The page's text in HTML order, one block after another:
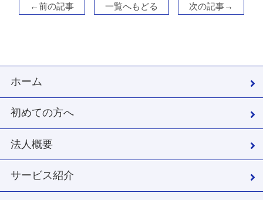
←前の記事 一覧へもどる 次の記事→
ホーム
初めての方へ
法人概要
サービス紹介